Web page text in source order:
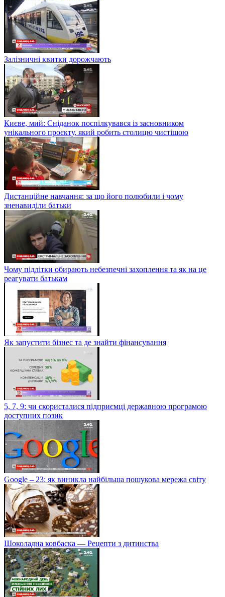
Залізничні квитки дорожчають
Києве, мий: Сніданок поспілкувався із засновником
унікального проєкту, який робить столицю чистішою
Дистанційне навчання: за що його полюбили і чому
зненавиділи батьки
Чому підлітки обирають небезпечні захоплення та як на це
реагувати батькам
Як запустити бізнес та де знайти фінансування
5, 7, 9: чи скористалися підприємці державною програмою
доступних позик
Google – 23: як виникла найбільша пошукова мережа світу
Шоколадна ковбаска — Рецепти з дитинства